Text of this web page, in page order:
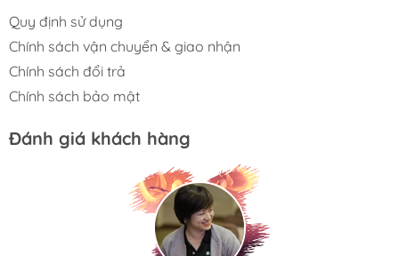
Quy định sử dụng
Chính sách vận chuyển & giao nhận
Chính sách đổi trả
Chính sách bảo mật
Đánh giá khách hàng